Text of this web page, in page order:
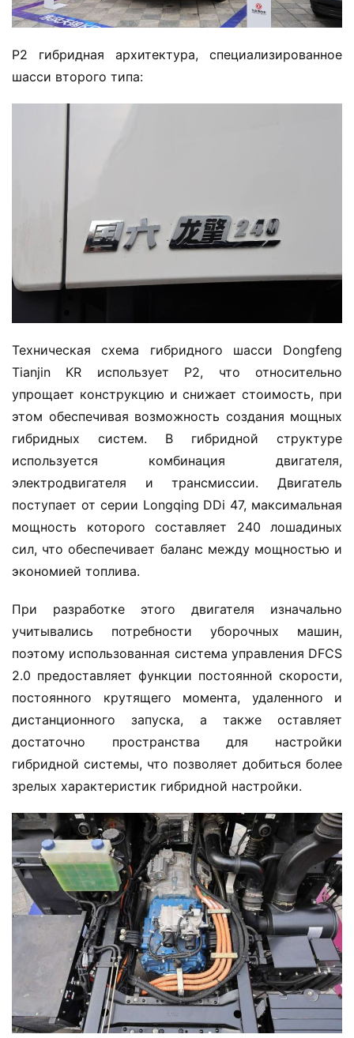
P2 гибридная архитектура, специализированное
шасси второго типа:
Техническая схема гибридного шасси Dongfeng
Tianjin KR использует P2, что относительно
упрощает конструкцию и снижает стоимость, при
этом обеспечивая возможность создания мощных
гибридных систем. В гибридной структуре
используется комбинация двигателя,
электродвигателя и трансмиссии. Двигатель
поступает от серии Longqing DDi 47, максимальная
мощность которого составляет 240 лошадиных
сил, что обеспечивает баланс между мощностью и
экономией топлива.
При разработке этого двигателя изначально
учитывались потребности уборочных машин,
поэтому использованная система управления DFCS
2.0 предоставляет функции постоянной скорости,
постоянного крутящего момента, удаленного и
дистанционного запуска, а также оставляет
достаточно пространства для настройки
гибридной системы, что позволяет добиться более
зрелых характеристик гибридной настройки.